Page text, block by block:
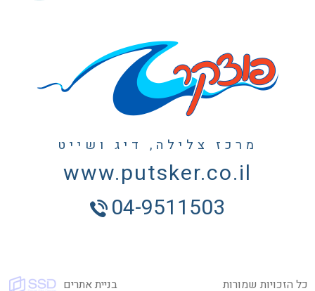
מרכז צלילה, דיג ושייט
www.putsker.co.il
04-9511503
כל הזכויות שמורות בניית אתרים